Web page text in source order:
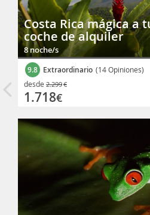
Costa Rica mágica a
coche de alquiler
8 noche/s
9.8 Extraordinario (14 Opiniones)
desde 2.299€
1.718€